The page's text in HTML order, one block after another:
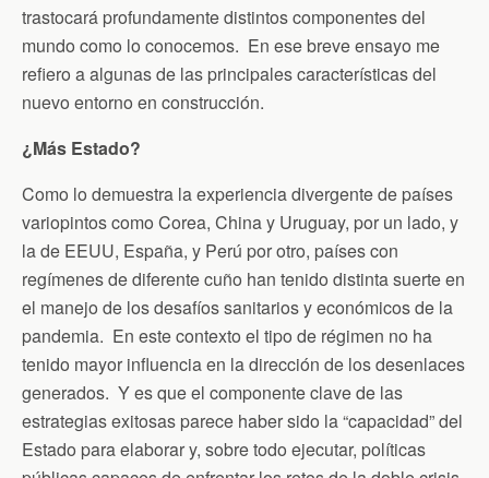
trastocará profundamente distintos componentes del
mundo como lo conocemos. En ese breve ensayo me
refiero a algunas de las principales características del
nuevo entorno en construcción.
¿Más Estado?
Como lo demuestra la experiencia divergente de países
variopintos como Corea, China y Uruguay, por un lado, y
la de EEUU, España, y Perú por otro, países con
regímenes de diferente cuño han tenido distinta suerte en
el manejo de los desafíos sanitarios y económicos de la
pandemia. En este contexto el tipo de régimen no ha
tenido mayor influencia en la dirección de los desenlaces
generados. Y es que el componente clave de las
estrategias exitosas parece haber sido la “capacidad” del
Estado para elaborar y, sobre todo ejecutar, políticas